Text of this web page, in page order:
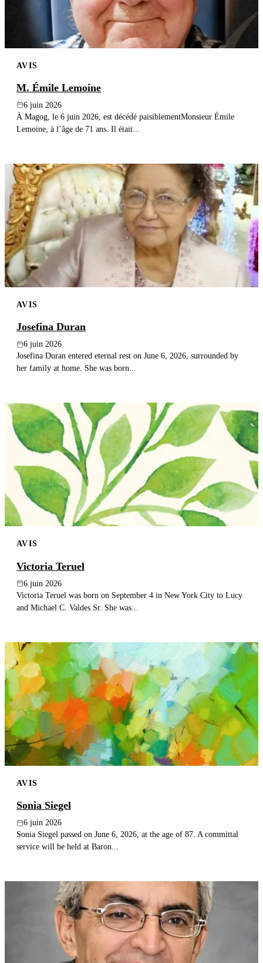
AVIS
M. Émile Lemoine
6 juin 2026
À Magog, le 6 juin 2026, est décédé paisiblementMonsieur Émile
Lemoine, à l’âge de 71 ans. Il était...
AVIS
Josefina Duran
6 juin 2026
Josefina Duran entered eternal rest on June 6, 2026, surrounded by
her family at home. She was born...
AVIS
Victoria Teruel
6 juin 2026
Victoria Teruel was born on September 4 in New York City to Lucy
and Michael C. Valdes Sr. She was...
AVIS
Sonia Siegel
6 juin 2026
Sonia Siegel passed on June 6, 2026, at the age of 87. A committal
service will be held at Baron...